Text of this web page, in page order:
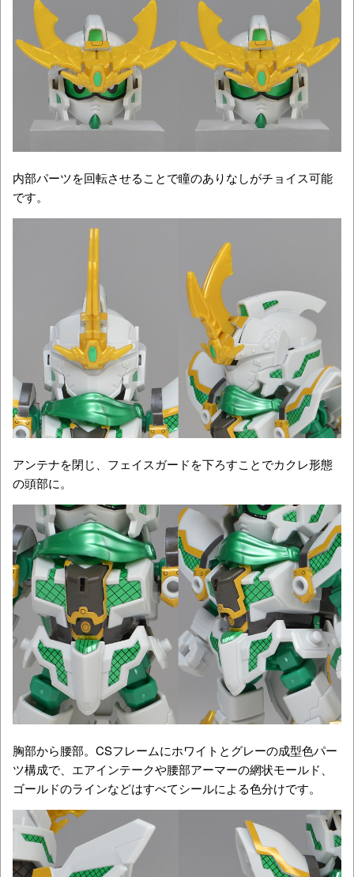
内部パーツを回転させることで瞳のありなしがチョイス可能
です。
アンテナを閉じ、フェイスガードを下ろすことでカクレ形態
の頭部に。
胸部から腰部。CSフレームにホワイトとグレーの成型色パー
ツ構成で、エアインテークや腰部アーマーの網状モールド、
ゴールドのラインなどはすべてシールによる色分けです。